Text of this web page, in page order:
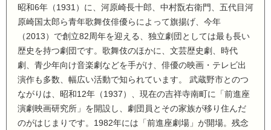
昭和6年（1931）に、河原崎長十郎、中村翫右衛門、五代目河
原崎国太郎ら青年歌舞伎俳優らによって旗揚げ、今年
（2013）で創立82周年を迎える、独立劇団としては最も長い
歴史を持つ劇団です。歌舞伎のほかに、文芸歴史劇、時代
劇、青少年向け音楽劇などを手がけ、俳優の映画・テレビ出
演作も多数、幅広い活動で知られています。 武蔵野市とのつ
ながりは、昭和12年（1937）、現在の吉祥寺南町に「前進座
演劇映画研究所」を開設し、劇団員とその家族が移り住んだ
のがはじまりです。1982年には「前進座劇場」が開場。残念